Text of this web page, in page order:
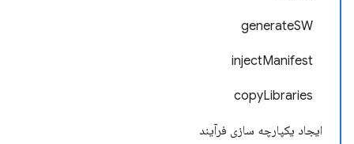
generateSW
injectManifest
copyLibraries
ایجاد یکپارچه سازی فرآیند